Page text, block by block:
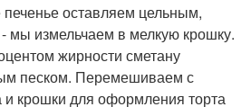
оставляем цельным,
мы измельчаем в мелкую крошку.
жирности сметану
песком. Перемешиваем с
и крошки для оформления торта